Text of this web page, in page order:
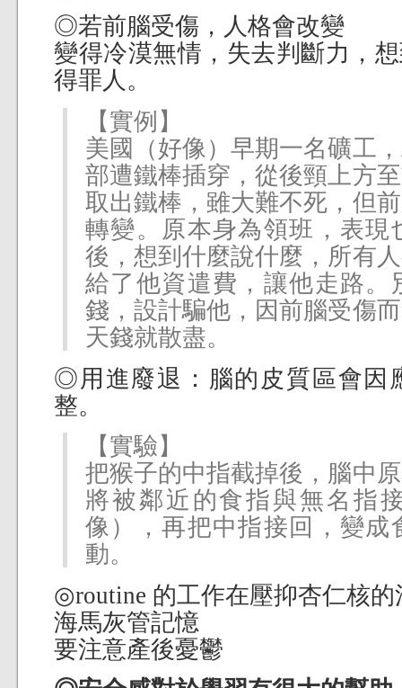
◎若前腦受傷，人格會改變
變得冷漠無情，失去判斷力，
得罪人。
【實例】
美國（好像）早期一名礦工
部遭鐵棒插穿，從後頸上方
取出鐵棒，雖大難不死，但
轉變。原本身為領班，表現
後，想到什麼說什麼，所有
給了他資遣費，讓他走路。
錢，設計騙他，因前腦受傷
天錢就散盡。
◎用進廢退：腦的皮質區會因
整。
【實驗】
把猴子的中指截掉後，腦中
將被鄰近的食指與無名指
像），再把中指接回，變成
動。
◎routine 的工作在壓抑杏仁核的
海馬灰管記憶
要注意產後憂鬱